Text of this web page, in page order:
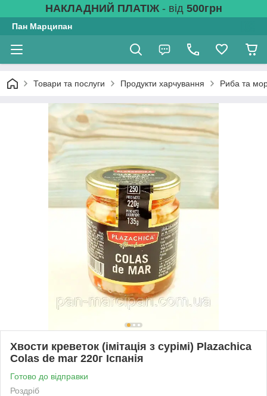
НАКЛАДНИЙ ПЛАТІЖ- від 500грн
Пан Марципан
Товари та послуги Продукти харчування Риба та
Хвости креветок (імітація з сурімі) Plazachica
Colas de mar 220г Іспанія
Готово до відправки
Роздріб